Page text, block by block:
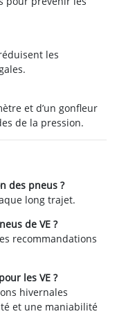
les
et d’un gonfleur
de la pression.
des pneus ?
long trajet.
de VE ?
recommandations
les VE ?
hivernales
et une maniabilité